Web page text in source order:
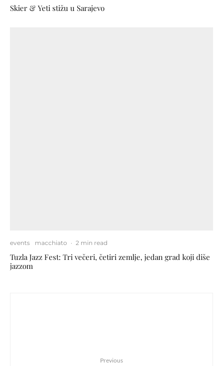
Skier & Yeti stižu u Sarajevo
events macchiato · 2 min read
Tuzla Jazz Fest: Tri večeri, četiri zemlje, jedan grad koji diše
jazzom
Previous